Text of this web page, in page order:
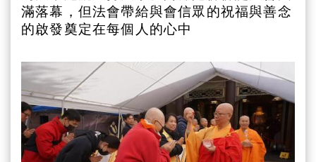
滿落幕，但法會帶給與會信眾的祝福與善念
的啟發奠定在每個人的心中